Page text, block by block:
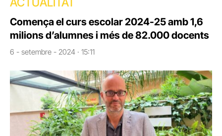
Comença el curs escolar 2024-25 amb 1,6
milions d’alumnes i més de 82.000 docents
6 - setembre - 2024 · 15:11